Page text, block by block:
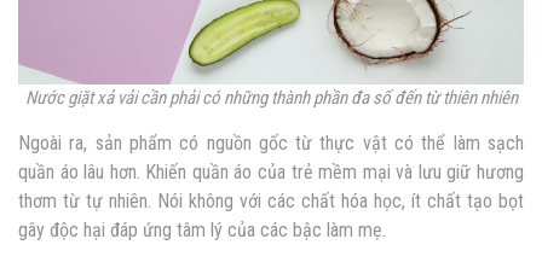
Nước giặt xả vải cần phải có những thành phần đa số đến từ thiên nhiên
Ngoài ra, sản phẩm có nguồn gốc từ thực vật có thể làm sạch
quần áo lâu hơn. Khiến quần áo của trẻ mềm mại và lưu giữ hương
thơm từ tự nhiên. Nói không với các chất hóa học, ít chất tạo bọt
gây độc hại đáp ứng tâm lý của các bậc làm mẹ.